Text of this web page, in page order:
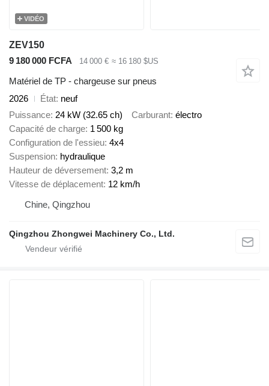
VIDÉO
ZEV150
9 180 000 FCFA
14 000 € ≈ 16 180 $US
Matériel de TP - chargeuse sur pneus
2026
État neuf
Puissance 24 kW (32.65 ch) Carburant électro
Capacité de charge 1 500 kg
Configuration de l'essieu 4x4
Suspension hydraulique
Hauteur de déversement 3,2 m
Vitesse de déplacement 12 km/h
Chine, Qingzhou
Qingzhou Zhongwei Machinery Co., Ltd.